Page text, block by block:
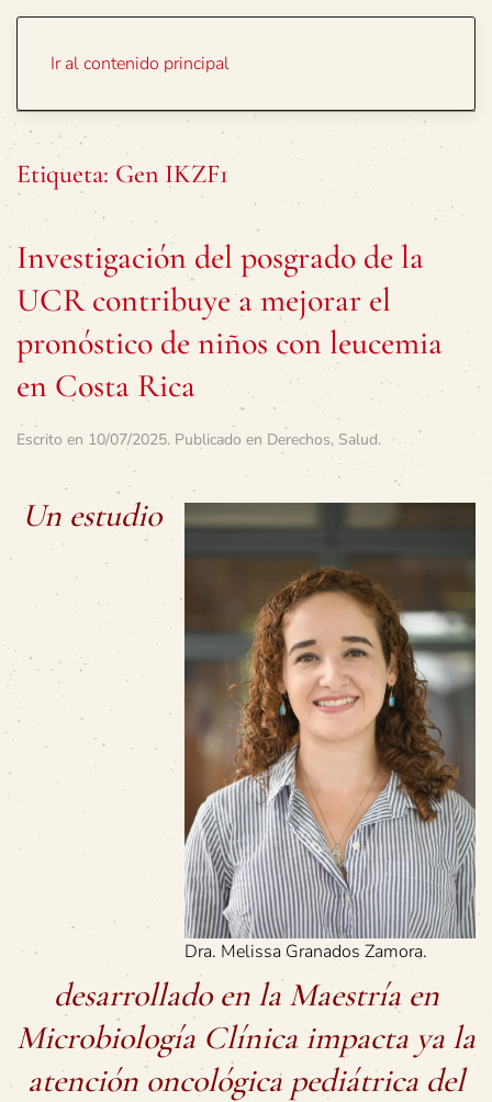
Ir al contenido principal
Etiqueta: Gen IKZF1
Investigación del posgrado de la
UCR contribuye a mejorar el
pronóstico de niños con leucemia
en Costa Rica
Escrito en 10/07/2025. Publicado en Derechos, Salud.
Dra. Melissa Granados Zamora.
Un estudio
desarrollado en la Maestría en
Microbiología Clínica impacta ya la
atención oncológica pediátrica del